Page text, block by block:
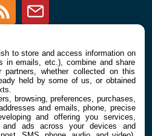
RSS Newsletter
À PROPOS
Contact
to store and access information on
in emails, etc.), combine and share
whether collected on this
held by some of us, or obtained
browsing, preferences, purchases,
and emails, phone, precise
and offering you services,
and ads across your devices and